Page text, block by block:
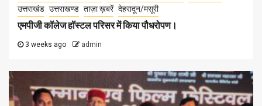
उत्तराखंड उत्तराखण्ड ताज़ा ख़बरें देहरादून/मसूरी
एमपीजी कॉलेज हॉस्टल परिसर में किया पौधरोपण।
3 weeks ago admin